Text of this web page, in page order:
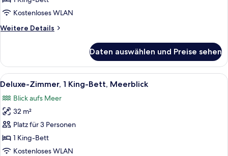
Bett,
(Sauna)
Kostenloses WLAN
Weitere Details
Weitere
Suite,
1 King-
Bett,
(Sauna)
Daten auswählen und Preise sehen
Alle
Fotos
für
Deluxe-
Zimmer,
1 King-
Bett,
Ein Hotelzimmer mit einem großen
8
Deluxe-Zimmer, 1 King-Bett, Meerblick
Blick aufs Meer
32 m²
Platz für 3 Personen
1 King-Bett
Kostenloses WLAN